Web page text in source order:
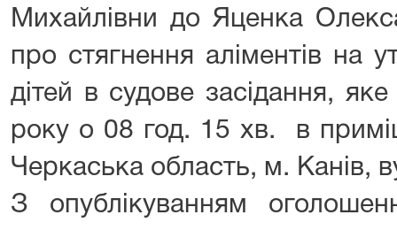
Михайлівни до Яценка
про стягнення аліментів на
дітей в судове засідання,
року о 08 год. 15 хв. в
Черкаська область, м. Канів,
З опублікуванням